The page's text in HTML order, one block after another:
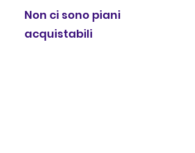
Non ci sono piani
acquistabili